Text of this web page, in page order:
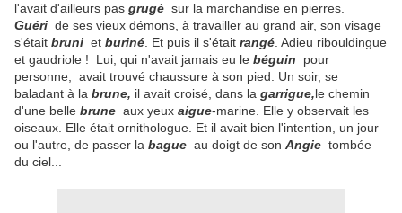
l'avait d'ailleurs pas grugé sur la marchandise en pierres.
Guéri de ses vieux démons, à travailler au grand air, son visage
s'était bruni et buriné . Et puis il s'était rangé . Adieu ribouldingue
et gaudriole ! Lui, qui n'avait jamais eu le béguin
pour
personne, avait trouvé chaussure à son pied. Un soir, se
baladant à la brune, il avait croisé, dans la garrigue,le chemin
d'une belle brune aux yeux aigue-marine. Elle y observait les
oiseaux. Elle était ornithologue. Et il avait bien l'intention, un jour
ou l'autre, de passer la bague au doigt de son Angie tombée
du ciel...